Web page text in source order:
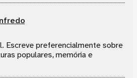
Escreve preferencialmente sobre
populares, memória e